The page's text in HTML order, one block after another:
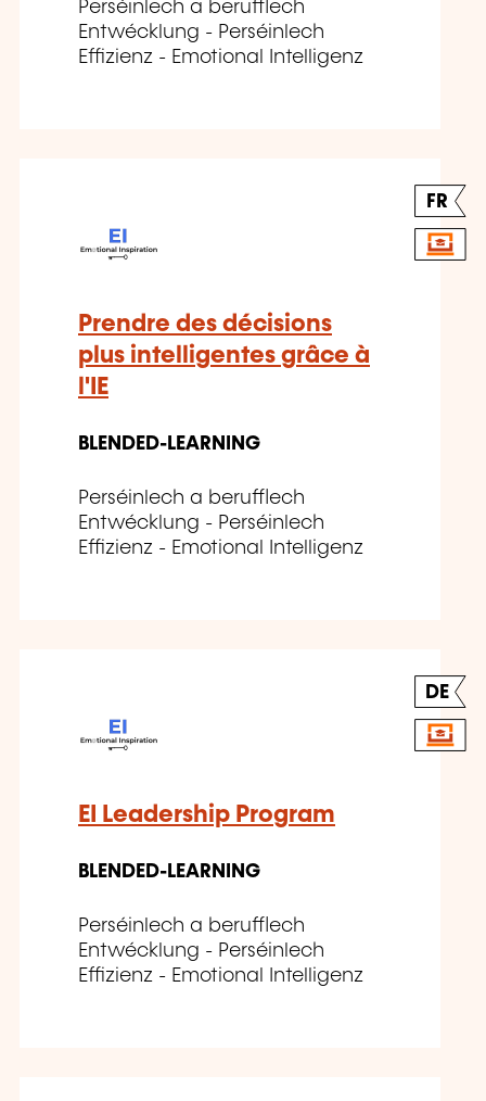
Perséinlech a berufflech
Entwécklung - Perséinlech
Effizienz - Emotional Intelligenz
FR
Prendre des décisions
plus intelligentes grâce à
l'IE
BLENDED-LEARNING
Perséinlech a berufflech
Entwécklung - Perséinlech
Effizienz - Emotional Intelligenz
DE
EI Leadership Program
BLENDED-LEARNING
Perséinlech a berufflech
Entwécklung - Perséinlech
Effizienz - Emotional Intelligenz